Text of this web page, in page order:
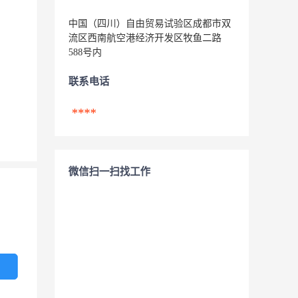
中国（四川）自由贸易试验区成都市双
流区西南航空港经济开发区牧鱼二路
588号内
联系电话
****
微信扫一扫找工作